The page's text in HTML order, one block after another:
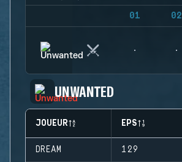
01 02
UNWANTED
JOUEUR EPS
DREAM 129